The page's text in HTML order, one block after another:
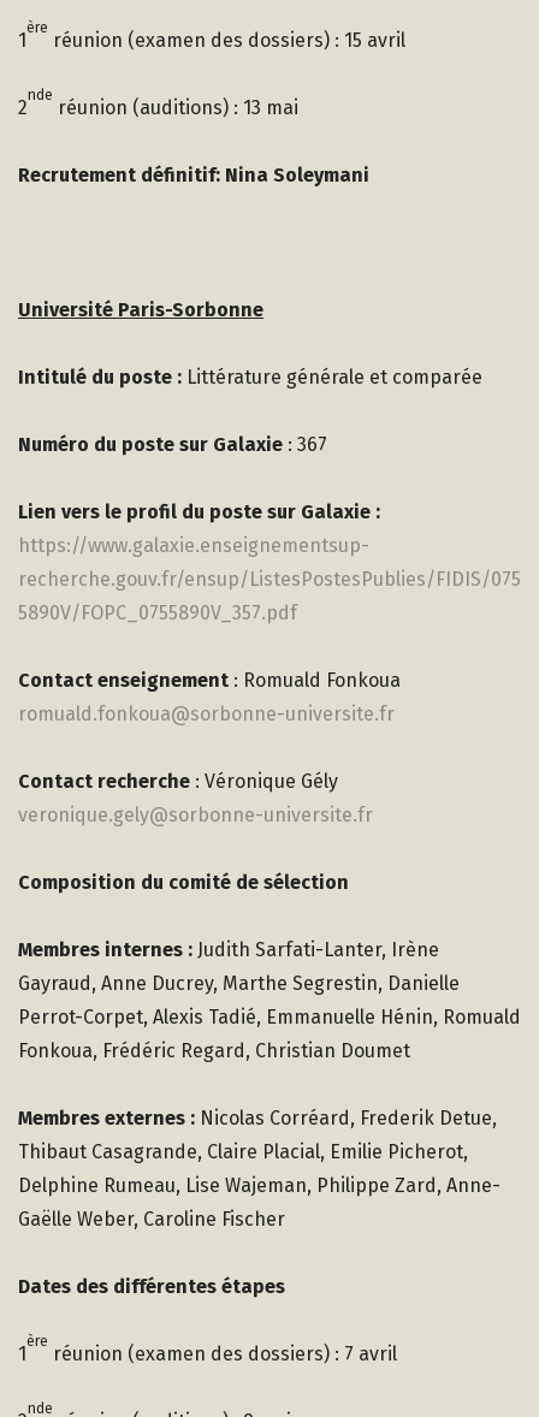
1
ère
réunion (examen des dossiers) : 15 avril
2
nde
réunion (auditions) : 13 mai
Recrutement définitif: Nina Soleymani
Université Paris-Sorbonne
Intitulé du poste : Littérature générale et comparée
Numéro du poste sur Galaxie : 367
Lien vers le profil du poste sur Galaxie :
https://www.galaxie.enseignementsup-
recherche.gouv.fr/ensup/ListesPostesPublies/FIDIS/075
5890V/FOPC_0755890V_357.pdf
Contact enseignement : Romuald Fonkoua
romuald.fonkoua@sorbonne-universite.fr
Contact recherche : Véronique Gély
veronique.gely@sorbonne-universite.fr
Composition du comité de sélection
Membres internes : Judith Sarfati-Lanter, Irène
Gayraud, Anne Ducrey, Marthe Segrestin, Danielle
Perrot-Corpet, Alexis Tadié, Emmanuelle Hénin, Romuald
Fonkoua, Frédéric Regard, Christian Doumet
Membres externes : Nicolas Corréard, Frederik Detue,
Thibaut Casagrande, Claire Placial, Emilie Picherot,
Delphine Rumeau, Lise Wajeman, Philippe Zard, Anne-
Gaëlle Weber, Caroline Fischer
Dates des différentes étapes
1
ère
réunion (examen des dossiers) : 7 avril
nde